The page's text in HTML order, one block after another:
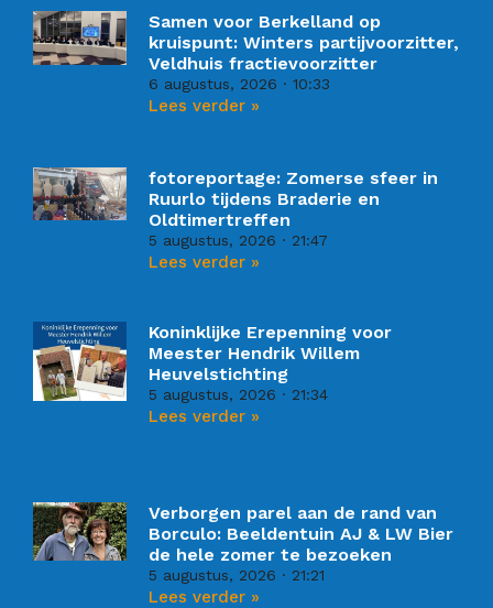
Samen voor Berkelland op
kruispunt: Winters partijvoorzitter,
Veldhuis fractievoorzitter
6 augustus, 2026 10:33
Lees verder »
fotoreportage: Zomerse sfeer in
Ruurlo tijdens Braderie en
Oldtimertreffen
5 augustus, 2026 21:47
Lees verder »
Koninklijke Erepenning voor
Meester Hendrik Willem
Heuvelstichting
5 augustus, 2026 21:34
Lees verder »
Verborgen parel aan de rand van
Borculo: Beeldentuin AJ & LW Bier
de hele zomer te bezoeken
5 augustus, 2026 21:21
Lees verder »